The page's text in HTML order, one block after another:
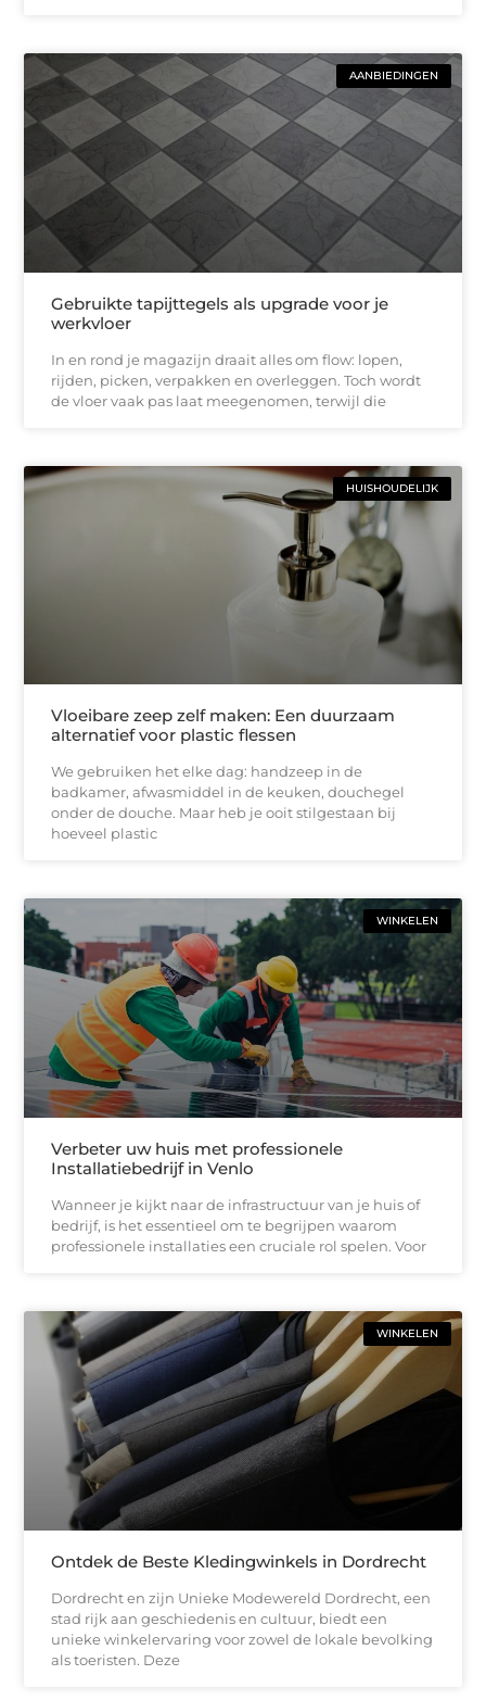
AANBIEDINGEN
Gebruikte tapijttegels als upgrade voor je
werkvloer
In en rond je magazijn draait alles om flow: lopen,
rijden, picken, verpakken en overleggen. Toch wordt
de vloer vaak pas laat meegenomen, terwijl die
HUISHOUDELIJK
Vloeibare zeep zelf maken: Een duurzaam
alternatief voor plastic flessen
We gebruiken het elke dag: handzeep in de
badkamer, afwasmiddel in de keuken, douchegel
onder de douche. Maar heb je ooit stilgestaan bij
hoeveel plastic
WINKELEN
Verbeter uw huis met professionele
Installatiebedrijf in Venlo
Wanneer je kijkt naar de infrastructuur van je huis of
bedrijf, is het essentieel om te begrijpen waarom
professionele installaties een cruciale rol spelen. Voor
WINKELEN
Ontdek de Beste Kledingwinkels in Dordrecht
Dordrecht en zijn Unieke Modewereld Dordrecht, een
stad rijk aan geschiedenis en cultuur, biedt een
unieke winkelervaring voor zowel de lokale bevolking
als toeristen. Deze